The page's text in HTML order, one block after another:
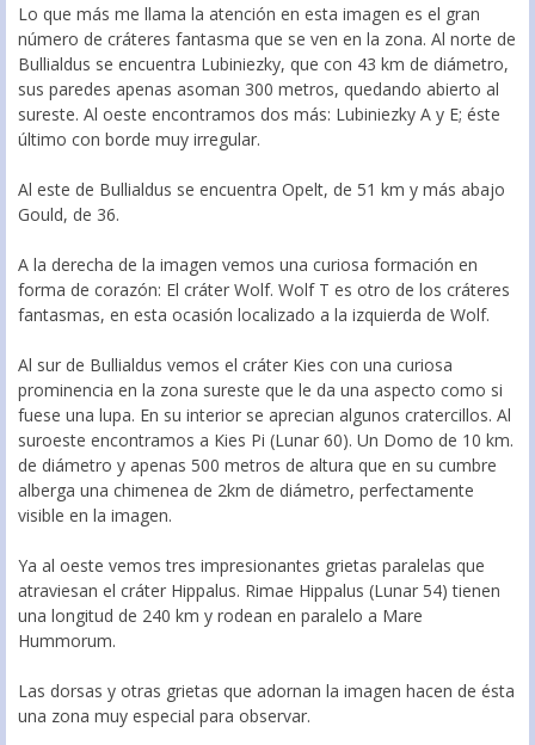
Lo que más me llama la atención en esta imagen es el gran
número de cráteres fantasma que se ven en la zona. Al norte de
Bullialdus se encuentra Lubiniezky, que con 43 km de diámetro,
sus paredes apenas asoman 300 metros, quedando abierto al
sureste. Al oeste encontramos dos más: Lubiniezky A y E; éste
último con borde muy irregular.
Al este de Bullialdus se encuentra Opelt, de 51 km y más abajo
Gould, de 36.
A la derecha de la imagen vemos una curiosa formación en
forma de corazón: El cráter Wolf. Wolf T es otro de los cráteres
fantasmas, en esta ocasión localizado a la izquierda de Wolf.
Al sur de Bullialdus vemos el cráter Kies con una curiosa
prominencia en la zona sureste que le da una aspecto como si
fuese una lupa. En su interior se aprecian algunos cratercillos. Al
suroeste encontramos a Kies Pi (Lunar 60). Un Domo de 10 km.
de diámetro y apenas 500 metros de altura que en su cumbre
alberga una chimenea de 2km de diámetro, perfectamente
visible en la imagen.
Ya al oeste vemos tres impresionantes grietas paralelas que
atraviesan el cráter Hippalus. Rimae Hippalus (Lunar 54) tienen
una longitud de 240 km y rodean en paralelo a Mare
Hummorum.
Las dorsas y otras grietas que adornan la imagen hacen de ésta
una zona muy especial para observar.